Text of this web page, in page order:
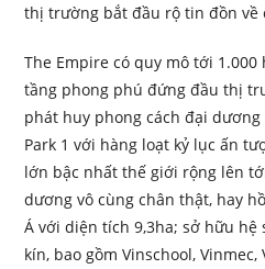
thị trường bắt đầu rộ tin đồn về
The Empire có quy mô tới
tầng phong phú đứng đầu thị
phát huy phong cách đại dương
Park 1 với hàng loạt kỷ lục ấn
lớn bậc nhất thế giới rộng lên
dương vô cùng chân thật, hay
Á với diện tích 9,3ha; sở hữu hệ
kín, bao gồm Vinschool,